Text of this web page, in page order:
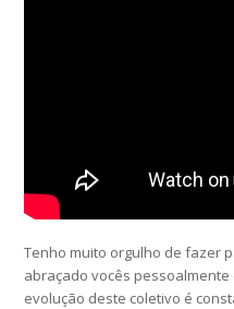
Tenho muito orgulho de fazer
abraçado vocês
evolução deste coletivo é